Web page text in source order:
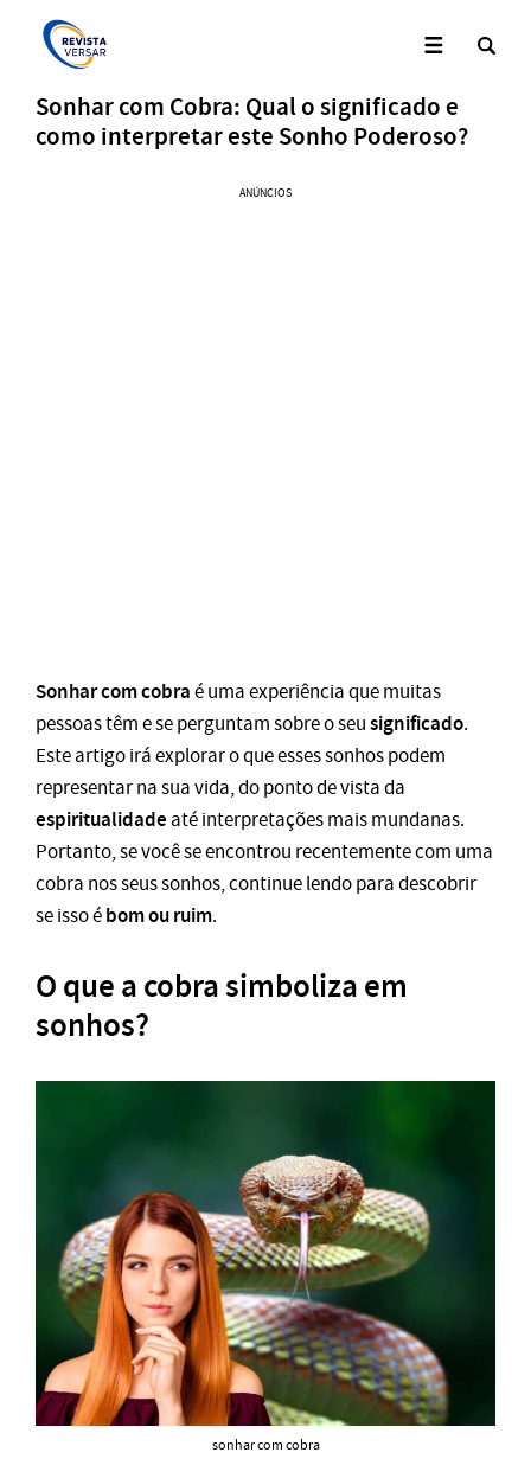
Sonhar com Cobra: Qual o significado e
como interpretar este Sonho Poderoso?
ANÚNCIOS
Sonhar com cobraé uma experiência que muitas
pessoas têm e se perguntam sobre o seusignificado.
Este artigo irá explorar o que esses sonhos podem
representar na sua vida, do ponto de vista da
espiritualidadeaté interpretações mais mundanas.
Portanto, se você se encontrou recentemente com uma
cobra nos seus sonhos, continue lendo para descobrir
se isso ébom ou ruim.
O que a cobra simboliza em
sonhos?
sonhar com cobra